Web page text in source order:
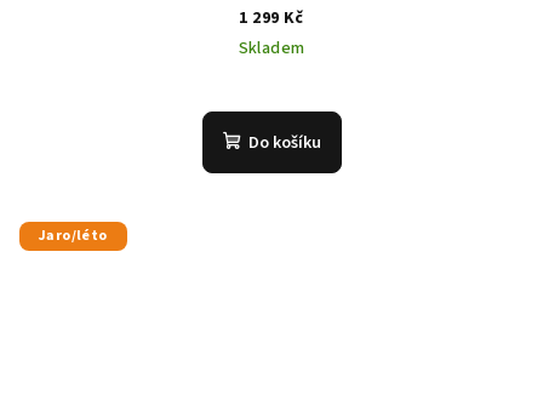
1 299 Kč
Skladem
Do košíku
Jaro/léto